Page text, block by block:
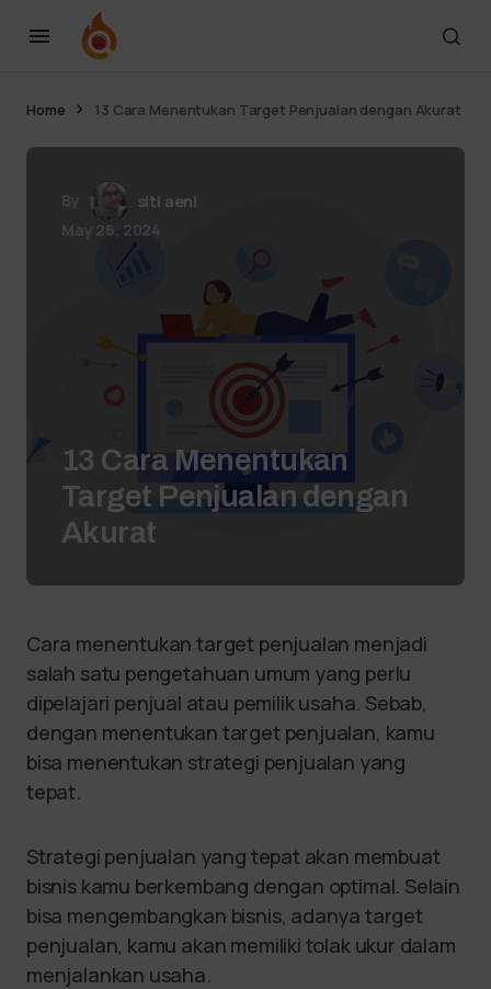
Home 13 Cara Menentukan Target Penjualan dengan Akurat
siti aeni
May 26, 2024
13 Cara Menentukan
Target Penjualan dengan
Akurat
Cara menentukan target penjualan menjadi
salah satu pengetahuan umum yang perlu
dipelajari penjual atau pemilik usaha. Sebab,
dengan menentukan target penjualan, kamu
bisa menentukan strategi penjualan yang
tepat.
Strategi penjualan yang tepat akan membuat
bisnis kamu berkembang dengan optimal. Selain
bisa mengembangkan bisnis, adanya target
penjualan, kamu akan memiliki tolak ukur dalam
menjalankan usaha.